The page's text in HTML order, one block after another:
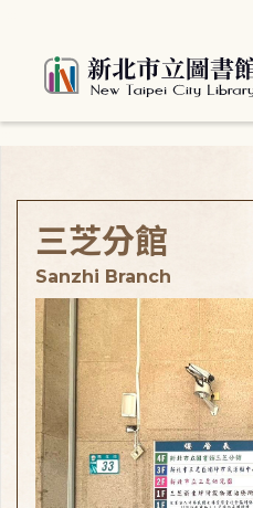
三芝分館
Sanzhi Branch